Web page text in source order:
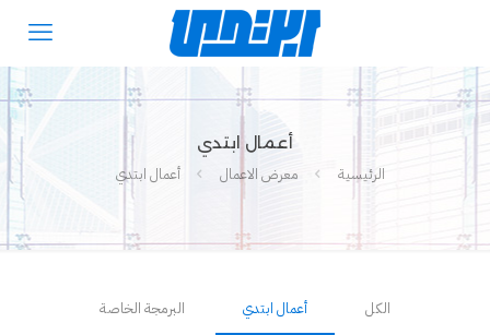
أعمال ابتدي
الرئيسية
معرض الاعمال أعمال ابتدي
الكل أعمال ابتدي البرمجة الخاصة